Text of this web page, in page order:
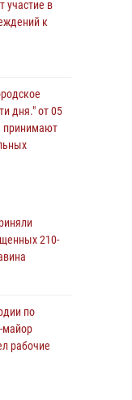
участие в
к
дня." от 05
принимают
стали
лагеря
210-
по
майор
рабочие